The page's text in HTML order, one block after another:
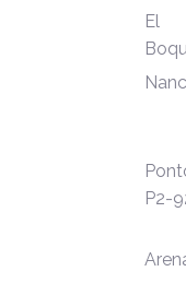
El
P2-